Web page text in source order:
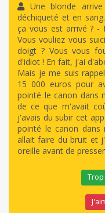
Une blonde arrive
déchiqueté et en
ça vous est arrivé ? -
Vous vouliez vous
doigt ? Vous vous
d'idiot ! En fait, j'ai
Mais je me suis
15 000 euros pour
pointé le canon dans
de ce que m'avait
j'avais du subir cet
pointé le canon dans
allait faire du bruit et
oreille avant de